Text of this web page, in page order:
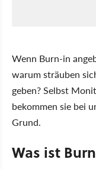
Wenn Burn-in
warum sträuben
geben? Selbst
bekommen sie bei
Grund.
Was ist